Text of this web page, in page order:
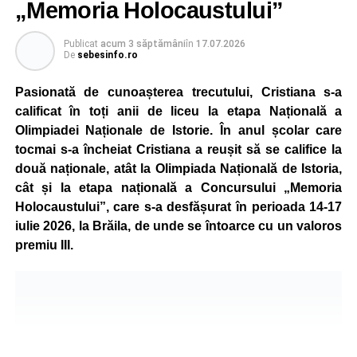
Unul dintre cele mai apreciate momente a fost atelierul
„Vara Descoperirilor – Orientare în carieră”, unde copiii au
participat la exerciții interactive menite să îi ajute să își
descopere calitățile, să își exprime aspirațiile și să ia
contact cu principalele domenii de activitate și profesiile
pe care și-ar putea dori să le urmeze în viitor.
Programul a inclus și activități de dexteritate manuală, în
cadrul cărora participanții au realizat desene și lucrări
artistice, precum și sesiuni de karaoke, muzică și jocuri
sportive, care au încurajat mișcarea și colaborarea în
echipă.
„Memoria Holocaustului”
Publicat acum 3 săptămâniîn 17.07.2026
De sebesinfo.ro
Pasionată de cunoașterea trecutului, Cristiana s-a
calificat în toți anii de liceu la etapa Națională a
Olimpiadei Naționale de Istorie. În anul școlar care
tocmai s-a încheiat Cristiana a reușit să se califice la
două naționale, atât la Olimpiada Națională de Istoria,
cât și la etapa națională a Concursului „Memoria
Holocaustului”, care s-a desfășurat în perioada 14-17
iulie 2026, la Brăila, de unde se întoarce cu un valoros
premiu III.